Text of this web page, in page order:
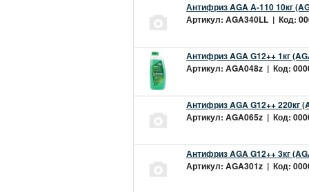
Антифриз AGA A-110 10кг
Артикул: AGA340LL | Код:
Антифриз AGA G12++ 1кг
Артикул: AGA048z | Код:
Антифриз AGA G12++ 220кг
Артикул: AGA065z | Код:
Антифриз AGA G12++ 3кг
Артикул: AGA301z | Код: